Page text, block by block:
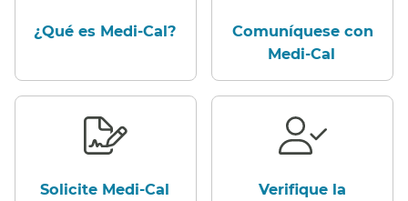
¿Qué es Medi-Cal?​​
Comuníquese con
Medi-Cal​​
Solicite Medi-Cal​​
Verifique la